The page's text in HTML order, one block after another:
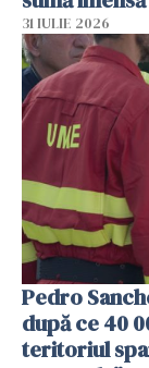
31 IULIE 2026
Pedro
după ce 40
teritoriul